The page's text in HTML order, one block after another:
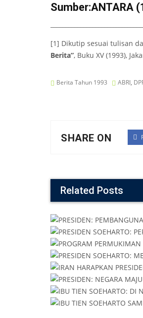
Sumber:ANTARA
[1] Dikutip sesuai tulisan
Berita”, Buku XV (1993),
Berita Tahun 1993 ABRI,
SHARE ON
Related Posts